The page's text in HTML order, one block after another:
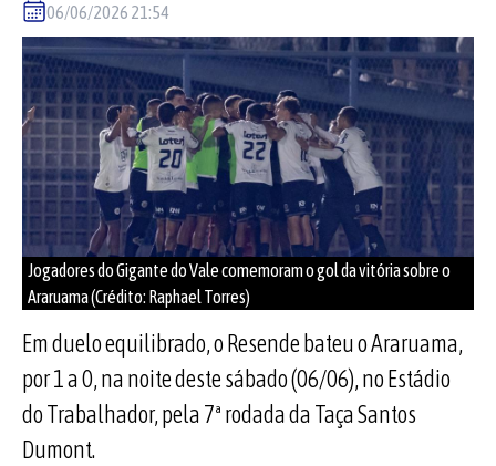
06/06/2026 21:54
Jogadores do Gigante do Vale comemoram o gol da vitória sobre o
Araruama (Crédito: Raphael Torres)
Em duelo equilibrado, o Resende bateu o Araruama,
por 1 a 0, na noite deste sábado (06/06), no Estádio
do Trabalhador, pela 7ª rodada da Taça Santos
Dumont.